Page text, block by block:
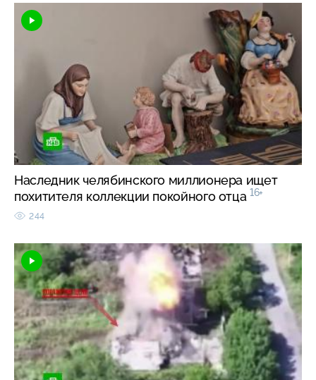
Наследник челябинского миллионера ищет
похитителя коллекции покойного отца 16+
244